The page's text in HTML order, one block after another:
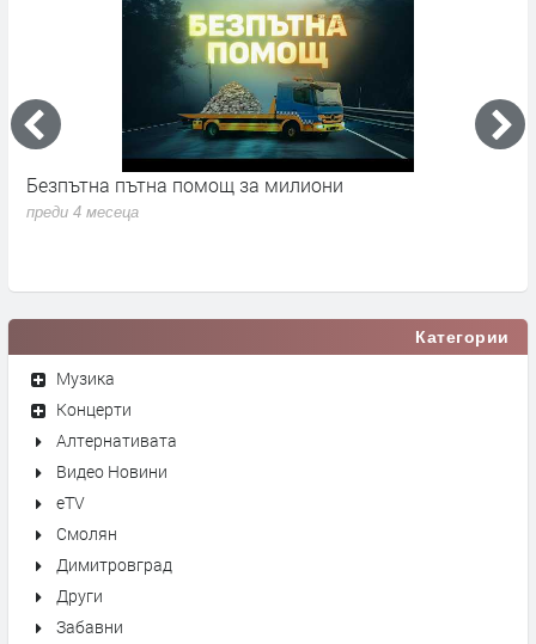
Безпътна пътна помощ за милиони
преди 4 месеца
Категории
Музика
Концерти
Алтернативата
Видео Новини
eTV
Смолян
Димитровград
Други
Забавни